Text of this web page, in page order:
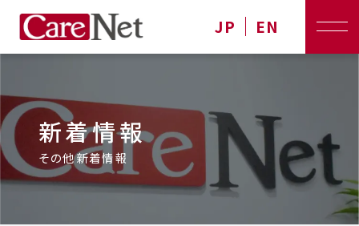
JP EN
新着情報
その他新着情報